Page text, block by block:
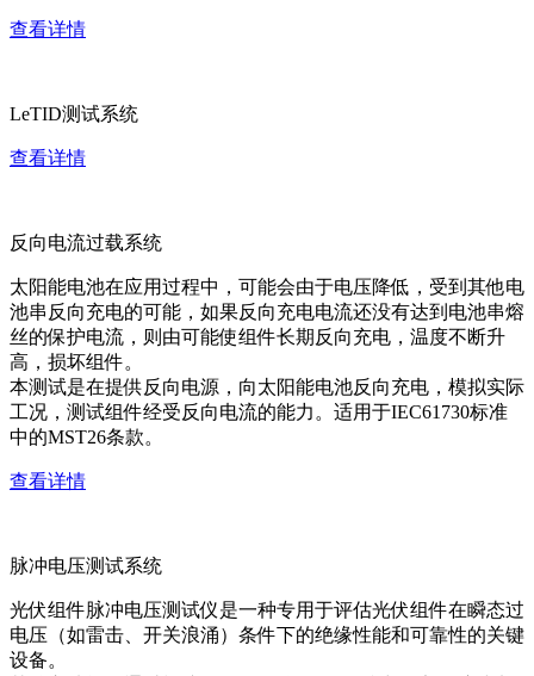
查看详情
LeTID测试系统
查看详情
反向电流过载系统
太阳能电池在应用过程中，可能会由于电压降低，受到其他电
池串反向充电的可能，如果反向充电电流还没有达到电池串熔
丝的保护电流，则由可能使组件长期反向充电，温度不断升
高，损坏组件。
本测试是在提供反向电源，向太阳能电池反向充电，模拟实际
工况，测试组件经受反向电流的能力。适用于IEC61730标准
中的MST26条款。
查看详情
脉冲电压测试系统
光伏组件脉冲电压测试仪是一种专用于评估光伏组件在瞬态过
电压（如雷击、开关浪涌）条件下的绝缘性能和可靠性的关键
设备。